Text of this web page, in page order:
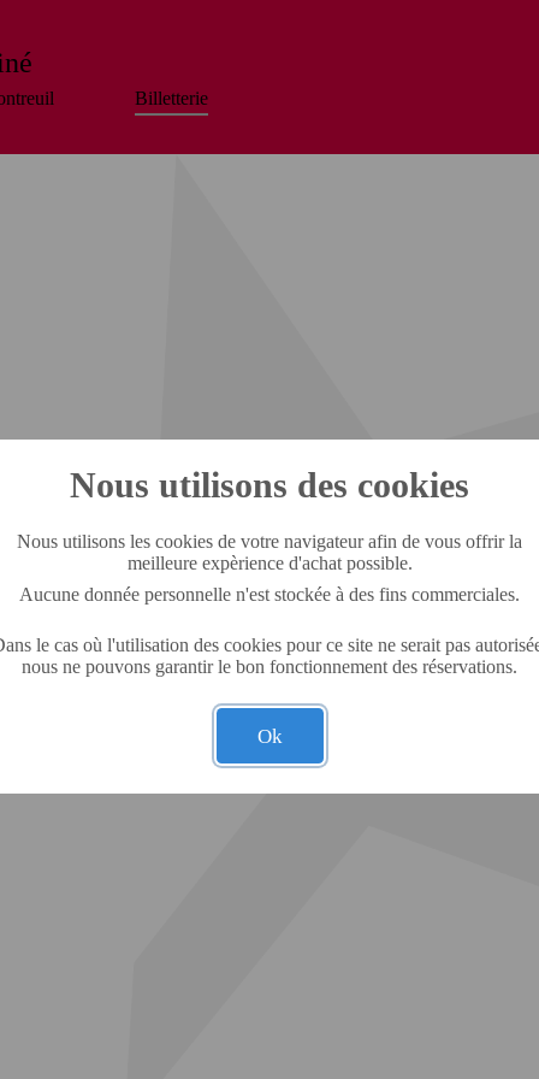
Billetterie
Nous utilisons des cookies
Nous utilisons les cookies de votre navigateur afin de vous offrir la
meilleure expèrience d'achat possible.
Aucune donnée personnelle n'est stockée à des fins commerciales.
le cas où l'utilisation des cookies pour ce site ne serait pas
nous ne pouvons garantir le bon fonctionnement des réservations.
Ok